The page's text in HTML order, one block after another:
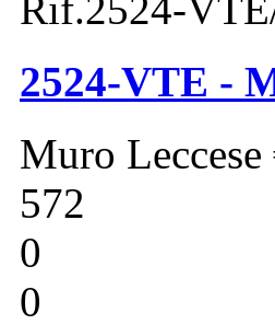
2524-VTE -
Muro Leccese
572
0
0